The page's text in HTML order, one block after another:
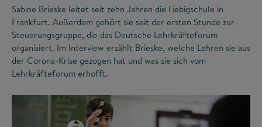
Sabine Brieske leitet seit zehn Jahren die Liebigschule in
Frankfurt. Außerdem gehört sie seit der ersten Stunde zur
Steuerungsgruppe, die das Deutsche Lehrkräfteforum
organisiert. Im Interview erzählt Brieske, welche Lehren sie aus
der Corona-Krise gezogen hat und was sie sich vom
Lehrkräfteforum erhofft.